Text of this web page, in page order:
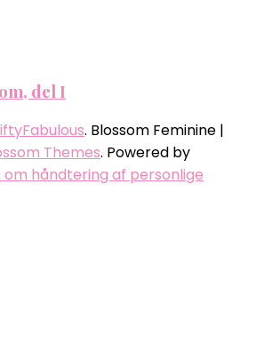
del I
. Blossom Feminine |
Themes. Powered by
om håndtering af personlige